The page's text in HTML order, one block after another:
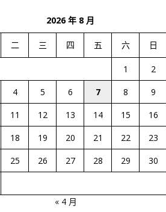
2026 年 8 月
二 三 四 五 六 日
1
2
4 5 6 7 8
9
11 12 13 14 15
16
18 19 20 21 22
23
25 26 27 28 29
30
« 4 月